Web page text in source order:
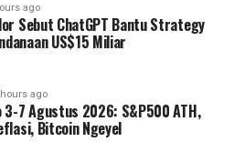
ago
Sebut ChatGPT Bantu Strategy
US$15 Miliar
ago
7 Agustus 2026: S&P500 ATH,
Bitcoin Ngeyel